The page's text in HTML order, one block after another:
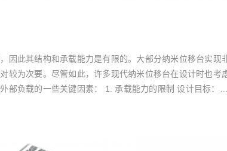
因此其结构和承载能力是有限的。大部分纳米位移台实现
较为次要。尽管如此，许多现代纳米位移台在设计时也考
部负载的一些关键因素： 1. 承载能力的限制 设计目标：纳